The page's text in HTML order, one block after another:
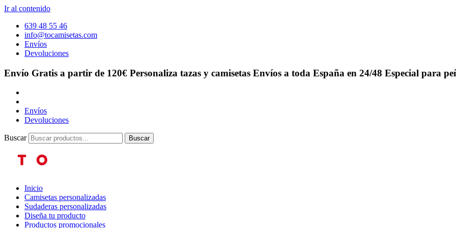
Ir al contenido
639 48 55 46
info@tocamisetas.com
Envíos
Devoluciones
Envío Gratis a partir de 120€ Personaliza tazas y camisetas Envíos a toda España en 24/48 Especial para
Envíos
Devoluciones
Buscar Buscar
Inicio
Camisetas personalizadas
Sudaderas personalizadas
Diseña tu producto
Productos promocionales